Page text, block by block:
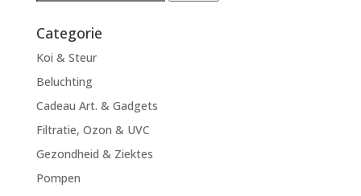
Categorie
Koi & Steur
Beluchting
Cadeau Art. & Gadgets
Filtratie, Ozon & UVC
Gezondheid & Ziektes
Pompen